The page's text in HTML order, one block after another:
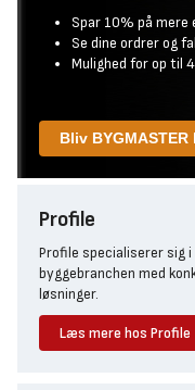
Spar 10% på
Se dine ordrer og
Mulighed for op til
Bliv BYGMASTER
Profile
Profile specialiserer sig
byggebranchen med
løsninger.
Læs mere hos Profile